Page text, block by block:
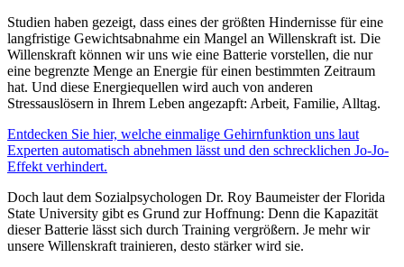
Studien haben gezeigt, dass eines der größten Hindernisse für eine
langfristige Gewichtsabnahme ein Mangel an Willenskraft ist. Die
Willenskraft können wir uns wie eine Batterie vorstellen, die nur
eine begrenzte Menge an Energie für einen bestimmten Zeitraum
hat. Und diese Energiequellen wird auch von anderen
Stressauslösern in Ihrem Leben angezapft: Arbeit, Familie, Alltag.
Entdecken Sie hier, welche einmalige Gehirnfunktion uns laut
Experten automatisch abnehmen lässt und den schrecklichen Jo-Jo-
Effekt verhindert.
Doch laut dem Sozialpsychologen Dr. Roy Baumeister der Florida
State University gibt es Grund zur Hoffnung: Denn die Kapazität
dieser Batterie lässt sich durch Training vergrößern. Je mehr wir
unsere Willenskraft trainieren, desto stärker wird sie.